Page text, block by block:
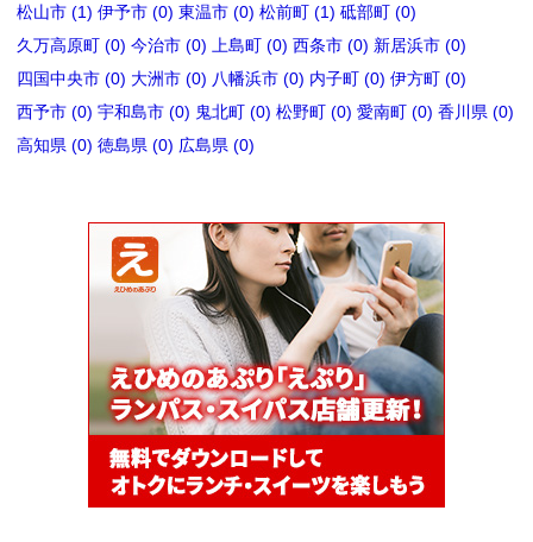
松山市 (1) 伊予市 (0) 東温市 (0) 松前町 (1) 砥部町 (0)
久万高原町 (0) 今治市 (0) 上島町 (0) 西条市 (0) 新居浜市 (0)
四国中央市 (0) 大洲市 (0) 八幡浜市 (0) 内子町 (0) 伊方町 (0)
西予市 (0) 宇和島市 (0) 鬼北町 (0) 松野町 (0) 愛南町 (0) 香川県 (0)
高知県 (0) 徳島県 (0) 広島県 (0)